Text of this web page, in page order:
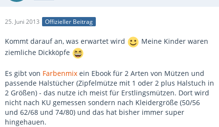
25. Juni 2013 Offizieller Beitrag
Kommt darauf an, was erwartet wird
Meine Kinder waren
ziemliche Dickköpfe
Es gibt von Farbenmix ein Ebook für 2 Arten von Mützen und
passende Halstücher (Zipfelmütze mit 1 oder 2 plus Halstuch in
2 Größen) - das nutze ich meist für Erstlingsmützen. Dort wird
nicht nach KU gemessen sondern nach Kleidergröße (50/56
und 62/68 und 74/80) und das hat bisher immer super
hingehauen.